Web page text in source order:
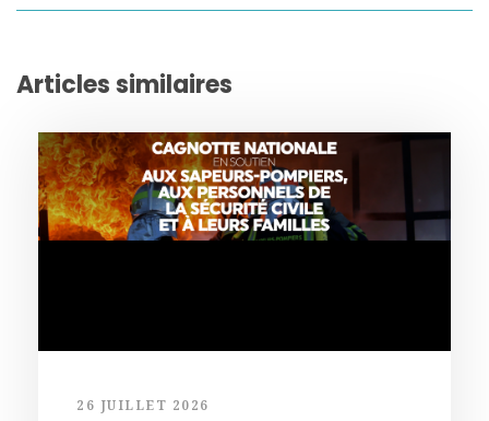
Articles similaires
26 JUILLET 2026